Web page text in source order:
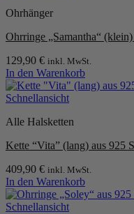
gewählt
werden
Ohrhänger
Ohrringe „Samantha“
129,90 € inkl. MwSt.
In den Warenkorb
Schnellansicht
Alle Halsketten
Kette “Vita” (lang) aus 925
409,90 € inkl. MwSt.
In den Warenkorb
Schnellansicht